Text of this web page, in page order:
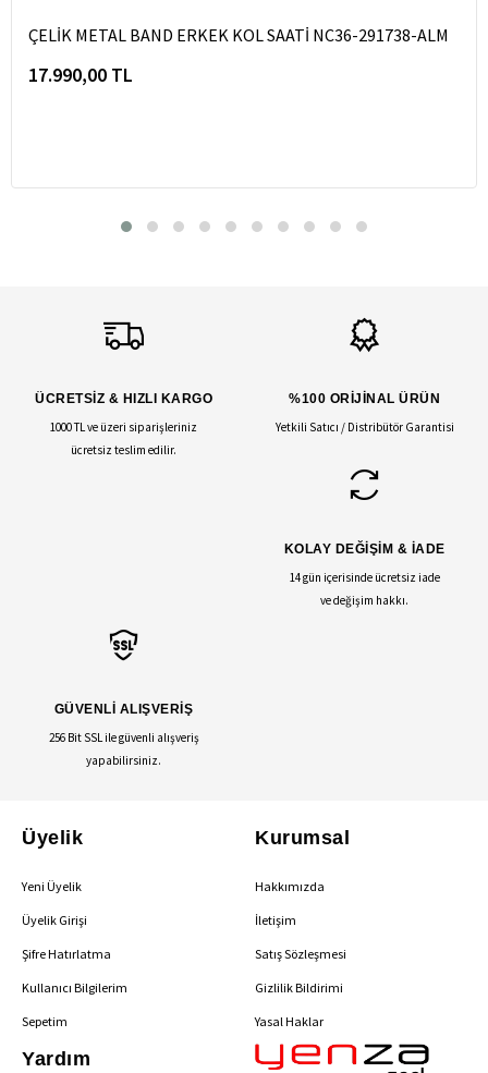
ÇELİK METAL BAND ERKEK KOL SAATİ NC36-291738-ALM
17.990,00 TL
ÜCRETSİZ & HIZLI KARGO
1000 TL ve üzeri siparişleriniz
ücretsiz teslim edilir.
%100 ORİJİNAL ÜRÜN
Yetkili Satıcı / Distribütör Garantisi
KOLAY DEĞİŞİM & İADE
14 gün içerisinde ücretsiz iade
ve değişim hakkı.
GÜVENLİ ALIŞVERİŞ
256 Bit SSL ile güvenli alışveriş
yapabilirsiniz.
Üyelik
Yeni Üyelik
Üyelik Girişi
Şifre Hatırlatma
Kullanıcı Bilgilerim
Sepetim
Kurumsal
Hakkımızda
İletişim
Satış Sözleşmesi
Gizlilik Bildirimi
Yasal Haklar
Yardım